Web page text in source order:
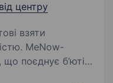
центру
взяти
поєднує б‘юті